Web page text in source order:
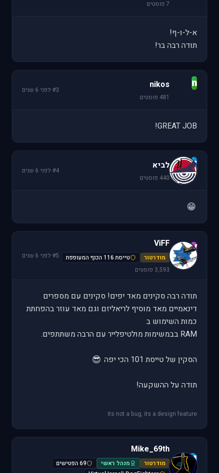
7 פוסטים
א-ל-ו-ף!
תודה רבה בר!
n
nikos
481 פוסטים
#3
·לפני 6 שנים
GREAT JOB!
ל לביא
440 פוסטים
#4
·לפני 6 שנים
😁
V
ViFF
מודרטור
טייסת 116 הכנף המעופפת
3,593 פוסטים
#5
·לפני 6 שנים
תודה רבה סקינים מאד יפים! סקינים עם מספרים
דינאמיים מאד מוסיף לריאליזם וגם מאד עוזר בהפחתת
כמות השימוש ב
RAM בבמשימות מולטיפלייר עם הרבה משתתפים.
הסקין של טייסת 101 הכי יפה 😎
תודה על ההשקעה!
its not a bug, its a design feature
M
Mike_69th
מודרטור מנהל ראשי
69 הפטישים